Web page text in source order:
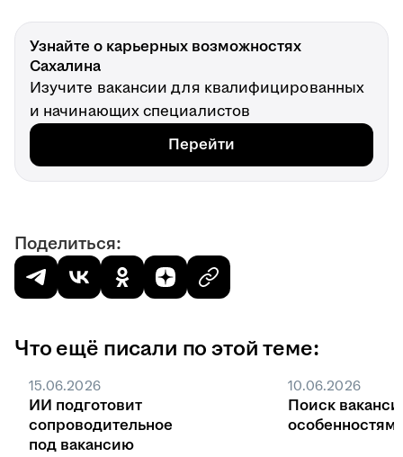
Узнайте о карьерных возможностях
Сахалина
Изучите вакансии для квалифицированных
и начинающих специалистов
Перейти
Поделиться:
Что ещё писали по этой теме:
15.06.2026
ИИ подготовит
сопроводительное
под вакансию
10.06.2026
Поиск